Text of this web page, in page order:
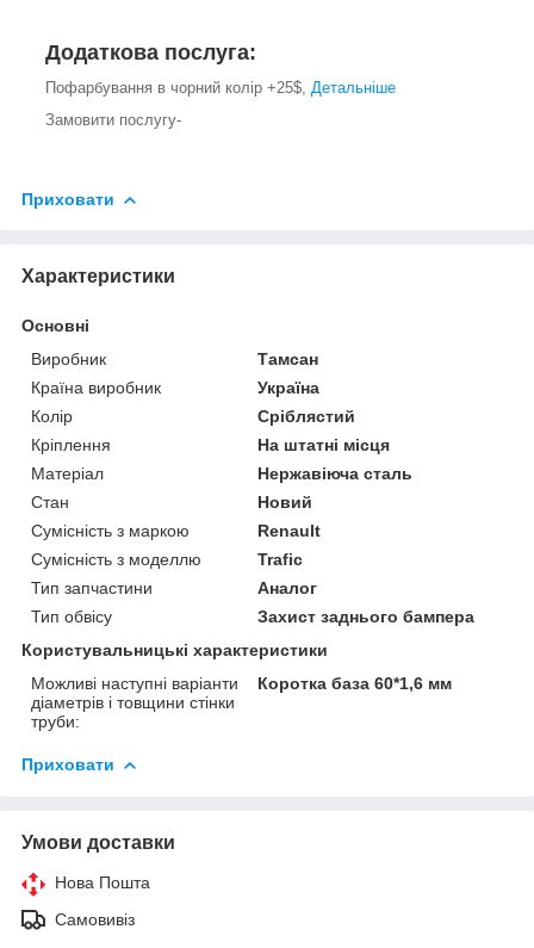
Додаткова послуга:
Пофарбування в чорний колір +25$, Детальніше
Замовити послугу-
Приховати
Характеристики
Основні
Виробник
Тамсан
Країна виробник
Україна
Колір
Сріблястий
Кріплення
На штатні місця
Матеріал
Нержавіюча сталь
Стан
Новий
Сумісність з маркою
Renault
Сумісність з моделлю
Trafic
Тип запчастини
Аналог
Тип обвісу
Захист заднього бампера
Користувальницькі характеристики
Можливі наступні варіанти
діаметрів і товщини стінки
труби:
Коротка база 60*1,6 мм
Приховати
Умови доставки
Нова Пошта
Самовивіз